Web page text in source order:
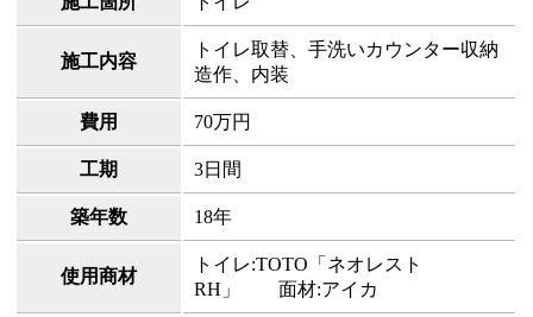
施工内容
トイレ取替、手洗いカウンター収納
造作、内装
費用 70万円
工期 3日間
築年数 18年
使用商材
トイレ:TOTO「ネオレスト
RH」 面材:アイカ